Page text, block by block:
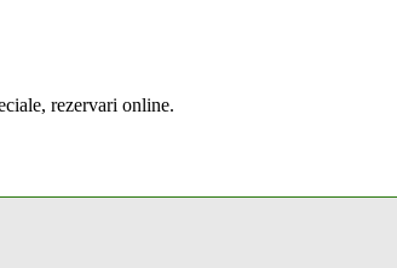
rezervari online.